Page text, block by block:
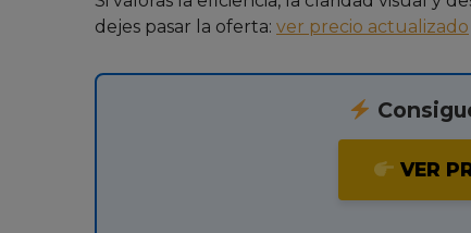
dejes pasar la oferta: ver precio actualizado
VER